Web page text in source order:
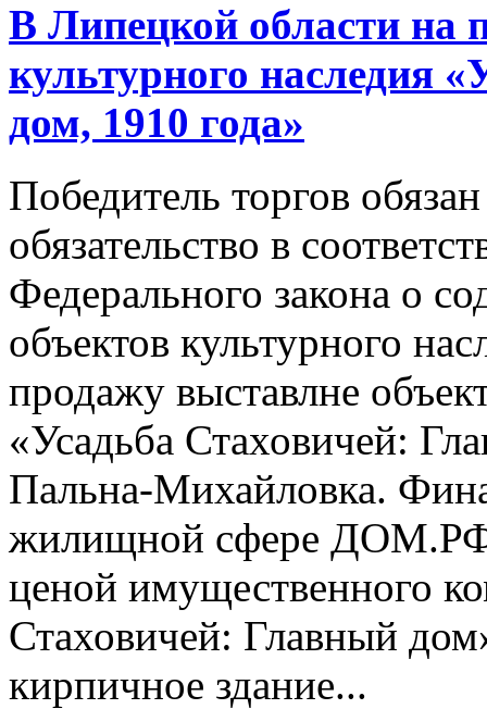
В Липецкой области на
культурного наследия
дом, 1910 года»
Победитель торгов
обязательство в
Федерального закона о
объектов культурного
продажу выставлне
«Усадьба Стаховичей:
Пальна-Михайловка.
жилищной сфере ДОМ.РФ
ценой имущественного
Стаховичей: Главный
кирпичное здание...